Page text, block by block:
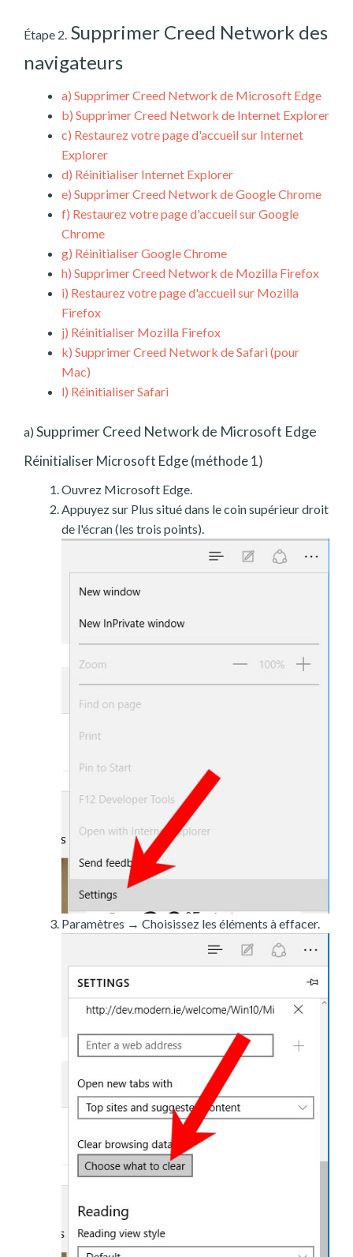
Étape 2. Supprimer Creed Network des
navigateurs
a) Supprimer Creed Network de Microsoft Edge
b) Supprimer Creed Network de Internet Explorer
c) Restaurez votre page d'accueil sur Internet
Explorer
d) Réinitialiser Internet Explorer
e) Supprimer Creed Network de Google Chrome
f) Restaurez votre page d'accueil sur Google
Chrome
g) Réinitialiser Google Chrome
h) Supprimer Creed Network de Mozilla Firefox
i) Restaurez votre page d'accueil sur Mozilla
Firefox
j) Réinitialiser Mozilla Firefox
k) Supprimer Creed Network de Safari (pour
Mac)
l) Réinitialiser Safari
a) Supprimer Creed Network de Microsoft Edge
Réinitialiser Microsoft Edge (méthode 1)
Ouvrez Microsoft Edge.
Appuyez sur Plus situé dans le coin supérieur droit
de l'écran (les trois points).
Paramètres → Choisissez les éléments à effacer.